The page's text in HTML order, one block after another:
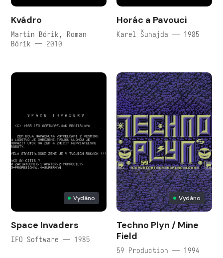
Kvádro
Martin Bórik, Roman
Bórik — 2010
Horác a Pavouci
Karel Šuhajda — 1985
Vydáno
Space Invaders
IFO Software — 1985
Vydáno
Techno Plyn / Mine
Field
59 Production — 1994